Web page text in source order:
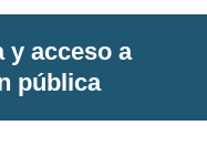
y acceso a
pública